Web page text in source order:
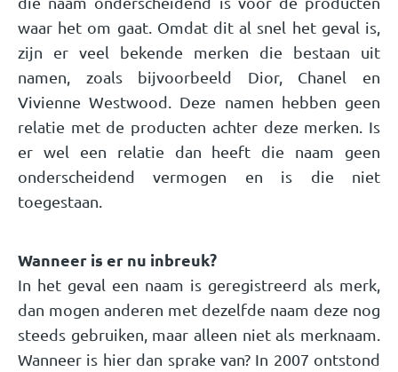
waar het om gaat. Omdat dit al snel het geval is,
zijn er veel bekende merken die bestaan uit
namen, zoals bijvoorbeeld Dior, Chanel en
Vivienne Westwood. Deze namen hebben geen
relatie met de producten achter deze merken. Is
er wel een relatie dan heeft die naam geen
onderscheidend vermogen en is die niet
toegestaan.
Wanneer is er nu inbreuk?
In het geval een naam is geregistreerd als merk,
dan mogen anderen met dezelfde naam deze nog
steeds gebruiken, maar alleen niet als merknaam.
Wanneer is hier dan sprake van? In 2007 ontstond